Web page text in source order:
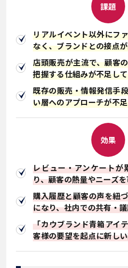
課題
リアルイベント以外にフ
なく、ブランドとの接点
店頭販売が主流で、顧客
把握する仕組みが不足し
既存の販売・情報発信手
い層へのアプローチが不
効果
レビュー・アンケートが
り、顧客の熱量やニーズ
購入履歴と顧客の声を紐
になり、社内での共有・
「カウブランド青箱アイ
客様の要望を起点に新し